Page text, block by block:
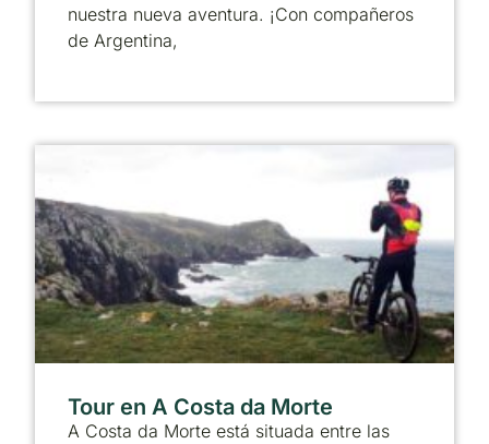
nuestra nueva aventura. ¡Con compañeros
de Argentina,
Tour en A Costa da Morte
A Costa da Morte está situada entre las